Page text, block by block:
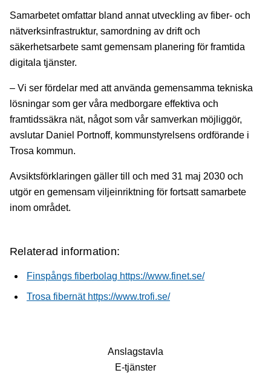
Samarbetet omfattar bland annat utveckling av fiber- och
nätverksinfrastruktur, samordning av drift och
säkerhetsarbete samt gemensam planering för framtida
digitala tjänster.
– Vi ser fördelar med att använda gemensamma tekniska
lösningar som ger våra medborgare effektiva och
framtidssäkra nät, något som vår samverkan möjliggör,
avslutar Daniel Portnoff, kommunstyrelsens ordförande i
Trosa kommun.
Avsiktsförklaringen gäller till och med 31 maj 2030 och
utgör en gemensam viljeinriktning för fortsatt samarbete
inom området.
Relaterad information:
Finspångs fiberbolag https://www.finet.se/
Trosa fibernät https://www.trofi.se/
Anslagstavla
E-tjänster